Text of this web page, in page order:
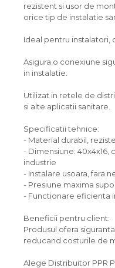
rezistent si usor de
orice tip de instalatie
Ideal pentru instalatori,
Asigura o conexiune
in instalatie.
Utilizat in retele de
si alte aplicatii sanitare.
Specificatii tehnice:
- Material durabil,
- Dimensiune:
industrie
- Instalare usoara, fara
- Presiune maxima
- Functionare eficienta
Beneficii pentru client:
Produsul ofera
reducand costurile de
Alege Distribuitor PPR